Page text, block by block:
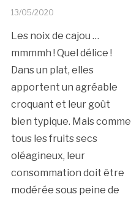
13/05/2020
Les noix de cajou …
mmmmh ! Quel délice !
Dans un plat, elles
apportent un agréable
croquant et leur goût
bien typique. Mais comme
tous les fruits secs
oléagineux, leur
consommation doit être
modérée sous peine de